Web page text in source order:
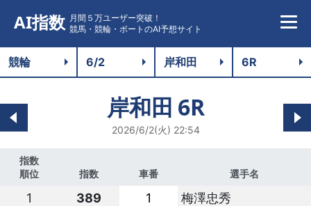
AI指数 月間５万ユーザー突破！
競馬・競輪・ボートのAI予想サイト
岸和田 6R
2026/6/2(火) 22:54
指数
順位
指数 車番 選手名
1 389 1
梅澤忠秀